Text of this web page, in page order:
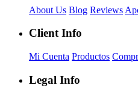
About Us Blog Reviews
Client Info
Mi Cuenta Productos
Legal Info